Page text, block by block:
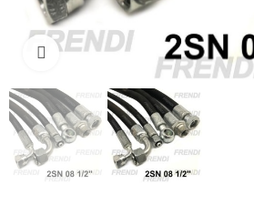
Click para agrandar